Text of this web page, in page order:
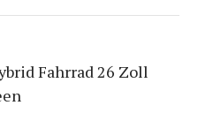
Fahrrad 26 Zoll